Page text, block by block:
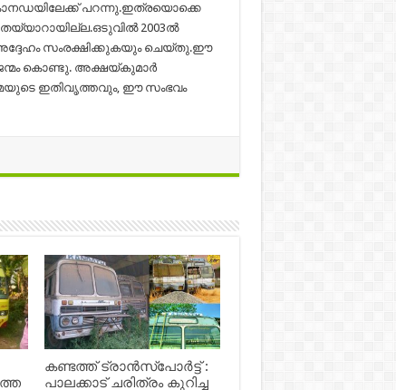
പറന്നു.ഇത്രയൊക്കെ
തയ്യാറായില്ല.ഒടുവില്‍ 2003ല്‍
സംരക്ഷിക്കുകയും ചെയ്തു.ഈ
കൊണ്ടു. അക്ഷയ്കുമാര്‍
ഇതിവൃത്തവും, ഈ സംഭവം
കണ്ടത്ത് ട്രാൻസ്‌പോർട്ട് :
പാലക്കാട് ചരിത്രം കുറിച്ച